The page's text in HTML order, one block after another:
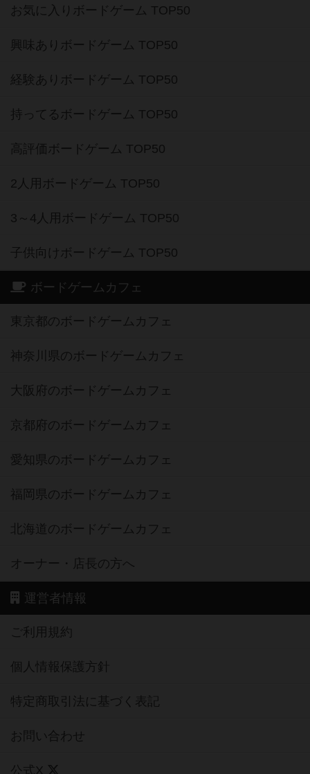
お気に入りボードゲーム TOP50
興味ありボードゲーム TOP50
経験ありボードゲーム TOP50
持ってるボードゲーム TOP50
高評価ボードゲーム TOP50
2人用ボードゲーム TOP50
3～4人用ボードゲーム TOP50
子供向けボードゲーム TOP50
ボードゲームカフェ
東京都のボードゲームカフェ
神奈川県のボードゲームカフェ
大阪府のボードゲームカフェ
京都府のボードゲームカフェ
愛知県のボードゲームカフェ
福岡県のボードゲームカフェ
北海道のボードゲームカフェ
オーナー・店長の方へ
運営者情報
ご利用規約
個人情報保護方針
特定商取引法に基づく表記
お問い合わせ
公式X